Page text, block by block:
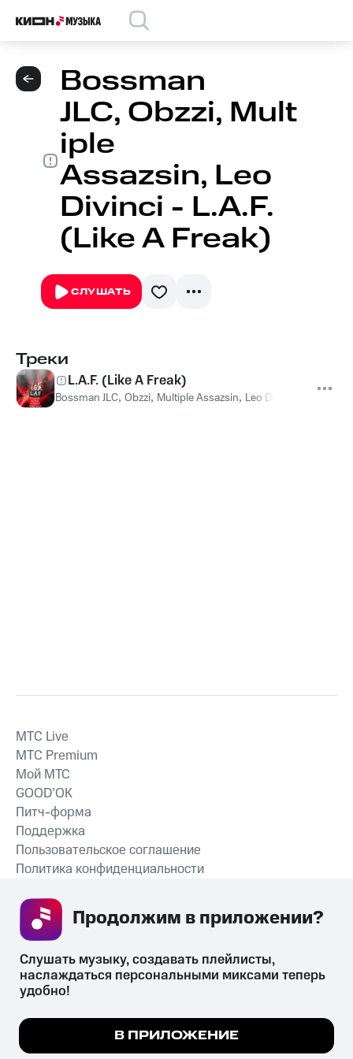
Bossman
JLC, Obzzi, Mult
iple
Assazsin, Leo
Divinci - L.A.F.
(Like A Freak)
СЛУШАТЬ
Треки
L.A.F. (Like A Freak)
Bossman JLC, Obzzi, Multiple Assazsin, Leo Divinci
СКАЧАТЬ ПРИЛОЖЕНИЕ
MTС Live
MTС Premium
Мой МТС
GOOD’OK
Питч-форма
Поддержка
Пользовательское соглашение
Политика конфиденциальности
психотропных веществ, их аналогов причиняет вред здоровью,
их незаконный оборот запрещён и влечёт установленную
законодательством ответственность.
Мы используем куки, чтобы на сайте все
Подробнее
Слушать музыку, создавать плейлисты,
наслаждаться персональными миксами теперь
удобно!
В ПРИЛОЖЕНИЕ